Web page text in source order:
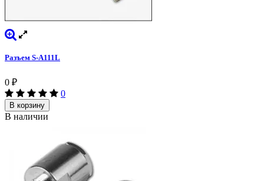
Разъем S-A111L
0 ₽
0
В корзину
В наличии